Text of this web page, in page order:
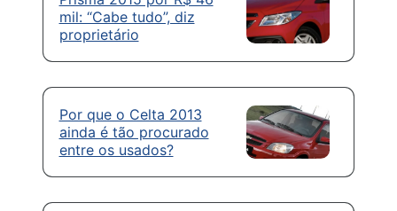
mil: “Cabe tudo”, diz
proprietário
Por que o Celta 2013
ainda é tão procurado
entre os usados?